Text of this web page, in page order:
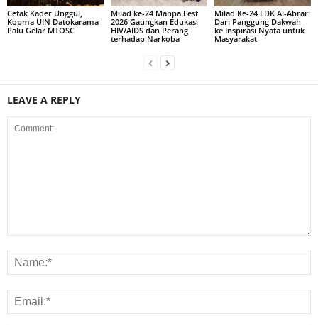
Cetak Kader Unggul,
Kopma UIN Datokarama
Palu Gelar MTOSC
Milad ke-24 Manpa Fest
2026 Gaungkan Edukasi
HIV/AIDS dan Perang
terhadap Narkoba
Milad Ke-24 LDK Al-Abrar:
Dari Panggung Dakwah
ke Inspirasi Nyata untuk
Masyarakat
LEAVE A REPLY